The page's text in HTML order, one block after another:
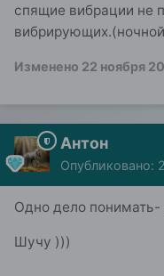
спящие вибрации не
Изменено 22 ноября
Антон
Опубликовано:
Одно дело понимать-
Шучу )))